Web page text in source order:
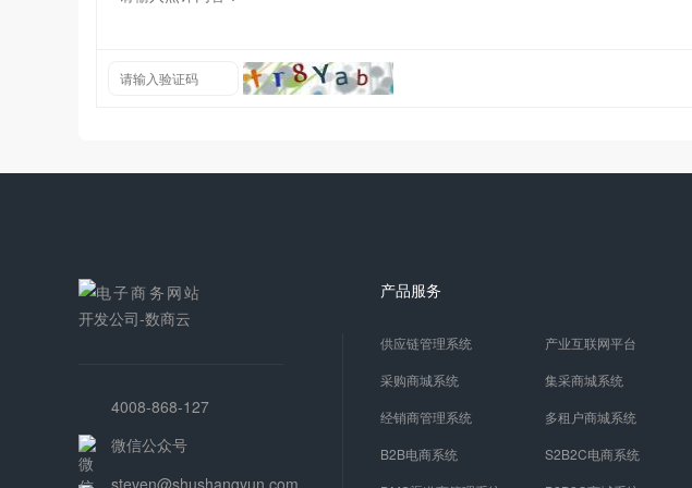
4008-868-127
微信公众号
产品服务
供应链管理系统
产业互联网平台
采购商城系统
集采商城系统
经销商管理系统
多租户商城系统
B2B电商系统
S2B2C电商系统